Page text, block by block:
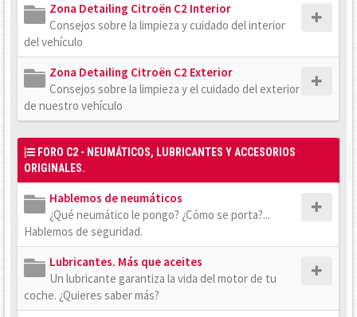
Zona Detailing Citroën C2 Interior
Consejos sobre la limpieza y cuidado del interior
del vehículo
Zona Detailing Citroën C2 Exterior
Consejos sobre la limpieza y el cuidado del exterior
de nuestro vehículo
FORO C2 - NEUMÁTICOS, LUBRICANTES Y ACCESORIOS
ORIGINALES.
Hablemos de neumáticos
¿Qué neumático le pongo? ¿Cómo se porta?...
Hablemos de seguridad.
Lubricantes. Más que aceites
Un lubricante garantiza la vida del motor de tu
coche. ¿Quieres saber más?